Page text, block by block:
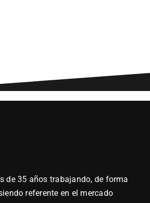
de 35 años trabajando, de forma
referente en el mercado